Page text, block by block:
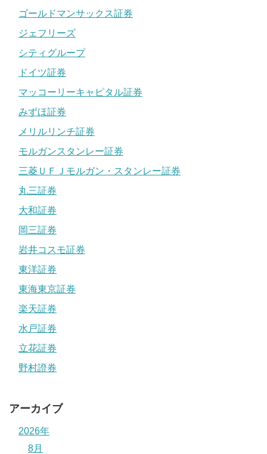
ゴールドマンサックス証券
ジェフリーズ
シティグループ
ドイツ証券
マッコーリーキャピタル証券
みずほ証券
メリルリンチ証券
モルガンスタンレー証券
三菱ＵＦＪモルガン・スタンレー証券
丸三証券
大和証券
岡三証券
岩井コスモ証券
東洋証券
東海東京証券
楽天証券
水戸証券
立花証券
野村證券
アーカイブ
2026年
8月